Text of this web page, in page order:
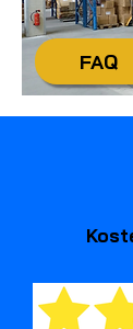
FAQ